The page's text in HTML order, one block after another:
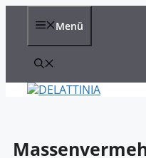
Zum
Menü